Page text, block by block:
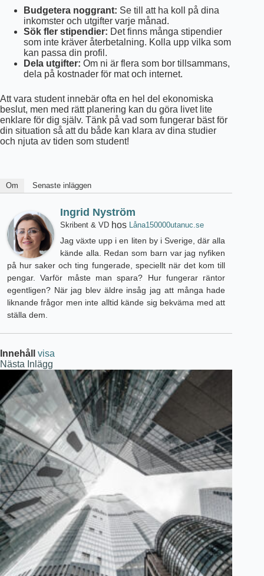
Budgetera noggrant: Se till att ha koll på dina
inkomster och utgifter varje månad.
Sök fler stipendier: Det finns många stipendier
som inte kräver återbetalning. Kolla upp vilka som
kan passa din profil.
Dela utgifter: Om ni är flera som bor tillsammans,
dela på kostnader för mat och internet.
Att vara student innebär ofta en hel del ekonomiska
beslut, men med rätt planering kan du göra livet lite
enklare för dig själv. Tänk på vad som fungerar bäst för
din situation så att du både kan klara av dina studier
och njuta av tiden som student!
Om Senaste inläggen
Ingrid Nyström
Skribent & VD hos Låna150000utanuc.se
Jag växte upp i en liten by i Sverige, där alla
kände alla. Redan som barn var jag nyfiken
på hur saker och ting fungerade, speciellt när det kom till
pengar. Varför måste man spara? Hur fungerar räntor
egentligen? När jag blev äldre insåg jag att många hade
liknande frågor men inte alltid kände sig bekväma med att
ställa dem.
Innehåll
visa
Nästa Inlägg